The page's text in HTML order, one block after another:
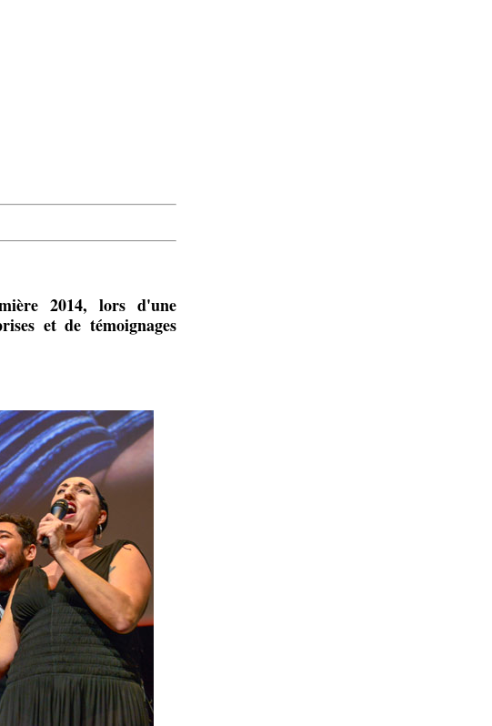
2014, lors d'une
et de témoignages